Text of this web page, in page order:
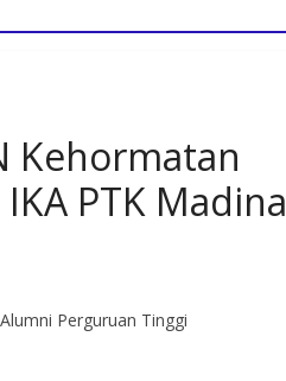
Kehormatan
PTK Madina
Perguruan Tinggi